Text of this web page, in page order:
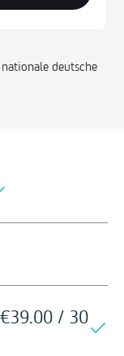
deutsche
€39.00 / 30